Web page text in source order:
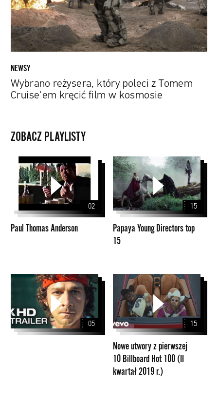
Cruise'em
kręcić
film
w
kosmosie
NEWSY
Wybrano reżysera, który poleci z Tomem
Cruise'em kręcić film w kosmosie
ZOBACZ PLAYLISTY
Paul
Thomas
Anderson
02
Paul Thomas Anderson
Papaya
Young
Directors
top
15
15
Papaya Young Directors top
15
05
Nowe
utwory
pierwszej
10
Billboard
Hot
100
(II
15
Nowe utwory z pierwszej
10 Billboard Hot 100 (II
kwartał 2019 r.)